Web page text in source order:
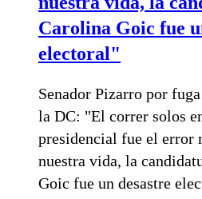
Carolina Goic fue
electoral"
Senador Pizarro por
la DC: "El correr solos
presidencial fue el error
nuestra vida, la
Goic fue un desastre